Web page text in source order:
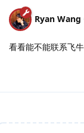
Ryan Wang
看看能不能联系飞